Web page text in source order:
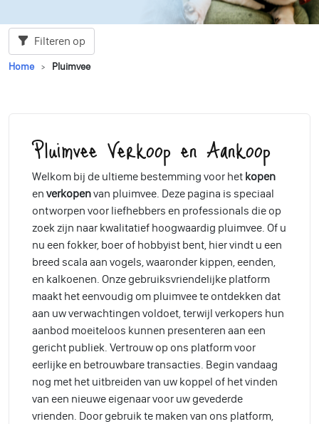
Filteren op
Home Pluimvee
Pluimvee Verkoop en Aankoop
Welkom bij de ultieme bestemming voor het kopen
en verkopenvan pluimvee. Deze pagina is speciaal
ontworpen voor liefhebbers en professionals die op
zoek zijn naar kwalitatief hoogwaardig pluimvee. Of u
nu een fokker, boer of hobbyist bent, hier vindt u een
breed scala aan vogels, waaronder kippen, eenden,
en kalkoenen. Onze gebruiksvriendelijke platform
maakt het eenvoudig om pluimvee te ontdekken dat
aan uw verwachtingen voldoet, terwijl verkopers hun
aanbod moeiteloos kunnen presenteren aan een
gericht publiek. Vertrouw op ons platform voor
eerlijke en betrouwbare transacties. Begin vandaag
nog met het uitbreiden van uw koppel of het vinden
van een nieuwe eigenaar voor uw gevederde
vrienden. Door gebruik te maken van ons platform,